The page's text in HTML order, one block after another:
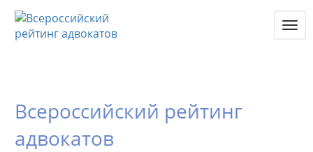
Всероссийский рейтинг
адвокатов